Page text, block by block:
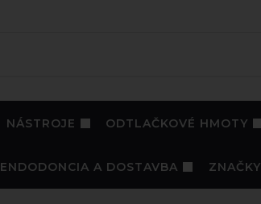
NÁSTROJE ODTLAČKOVÉ HMOTY
ENDODONCIA A DOSTAVBA ZNAČKY